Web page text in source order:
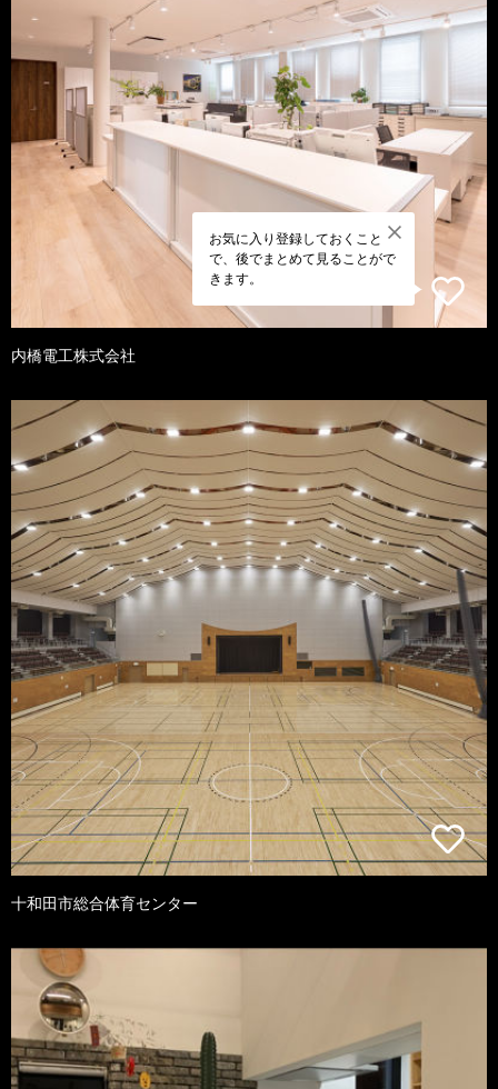
お気に入り登録しておくこと
で、後でまとめて見ることがで
きます。
内橋電工株式会社
十和田市総合体育センター